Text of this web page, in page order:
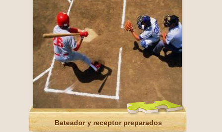
Bateador y receptor preparados